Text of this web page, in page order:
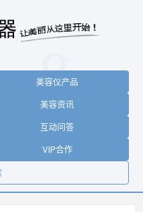
美容仪产品
美容资讯
互动问答
VIP合作